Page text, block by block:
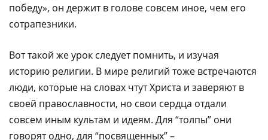
победу», он держит в голове совсем иное, чем его
сотрапезники.
Вот такой же урок следует помнить, и изучая
историю религии. В мире религий тоже встречаются
люди, которые на словах чтут Христа и заверяют в
своей православности, но свои сердца отдали
совсем иным культам и идеям. Для “толпы” они
говорят одно, для “посвященных” –